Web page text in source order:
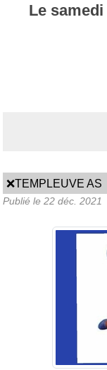
Le samedi
❌TEMPLEUVE AS
Publié le 22 déc. 2021